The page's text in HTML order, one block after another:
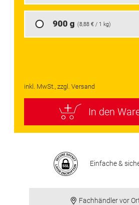
900 g (8,88 €/ 1 kg)
inkl. MwSt., zzgl. Versand
In den
Einfache &
Fachhändler vor